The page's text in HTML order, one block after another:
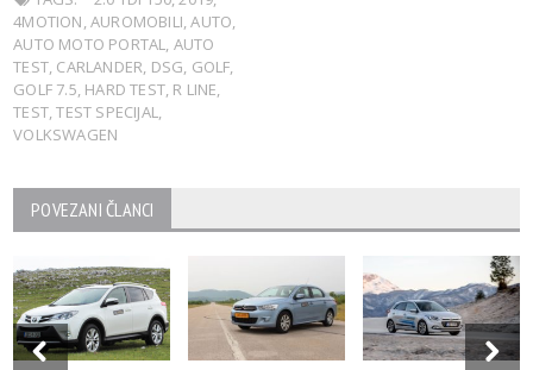
4MOTION,AUROMOBILI,AUTO,
AUTO MOTO PORTAL, AUTO
TEST, CARLANDER, DSG, GOLF,
GOLF 7.5, HARD TEST, R LINE,
TEST,TEST SPECIJAL,
VOLKSWAGEN
POVEZANI ČLANCI